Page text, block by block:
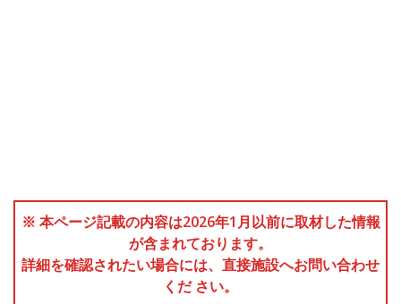
※ 本ページ記載の内容は2026年1月以前に取材した情報
が含まれております。
詳細を確認されたい場合には、直接施設へお問い合わせ
くだ さい。